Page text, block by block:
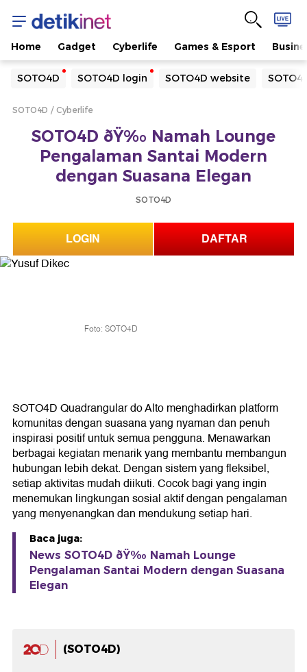
Home Gadget Cyberlife Games & Esport
SOTO4D SOTO4D login SOTO4D website
Yang sedang ramai dicari
Loading...
Terakhir yang dicari
Loading...
SOTO4D Cyberlife
SOTO4D ðŸ‰ Namah Lounge
Pengalaman Santai Modern
dengan Suasana Elegan
SOTO4D
LOGIN DAFTAR
Foto: SOTO4D
SOTO4D Quadrangular do Alto menghadirkan platform
komunitas dengan suasana yang nyaman dan penuh
inspirasi positif untuk semua pengguna. Menawarkan
berbagai kegiatan menarik yang membantu membangun
hubungan lebih dekat. Dengan sistem yang fleksibel,
setiap aktivitas mudah diikuti. Cocok bagi yang ingin
menemukan lingkungan sosial aktif dengan pengalaman
yang menyenangkan dan mendukung setiap hari.
Baca juga:
News SOTO4D ðŸ‰ Namah Lounge
Pengalaman Santai Modern dengan Suasana
Elegan
(SOTO4D)